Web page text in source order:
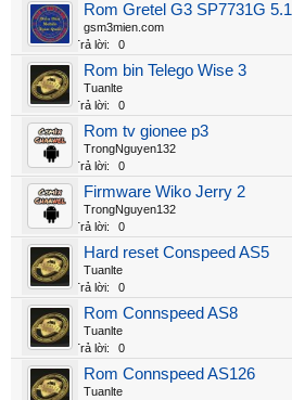
Rom Gretel G3 SP7731G 5.1
gsm3mien.com
Trả lời:
0
Rom bin Telego Wise 3
Tuanlte
Trả lời:
0
Rom tv gionee p3
TrongNguyen132
Trả lời:
0
Firmware Wiko Jerry 2
TrongNguyen132
Trả lời:
0
Hard reset Conspeed AS5
Tuanlte
Trả lời:
0
Rom Connspeed AS8
Tuanlte
Trả lời:
0
Rom Connspeed AS126
Tuanlte